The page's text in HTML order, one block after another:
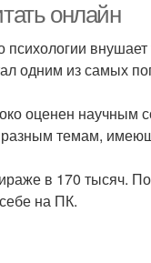
онлайн
одним из самых
оценен научным
темам,
в 170 тысяч.
на ПК.